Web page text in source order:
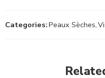
Categories:Peaux Sèches,